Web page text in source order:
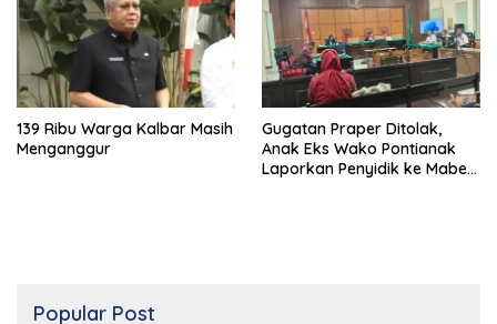
139 Ribu Warga Kalbar Masih
Menganggur
Gugatan Praper Ditolak,
Anak Eks Wako Pontianak
Laporkan Penyidik ke Mabes
Popular Post